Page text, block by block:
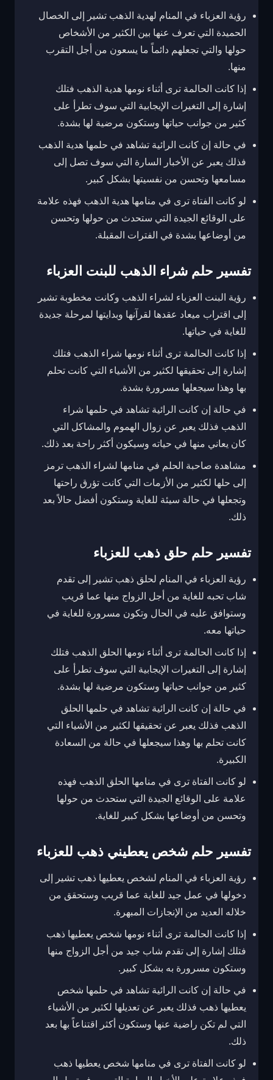
رؤية العزباء في المنام لهدية الذهب تشير إلى الخصال
الحميدة التي تعرف عنها بين الكثير من الأشخاص
حولها والتي تجعلهم دائماً ما يسعون من أجل التقرب
منها.
إذا كانت الحالمة ترى أثناء نومها هدية الذهب فتلك
إشارة إلى التغيرات الإيجابية التي سوف تطرأ على
كثير من جوانب حياتها وستكون مرضية لها بشدة.
في حالة إن كانت الرائية تشاهد في حلمها هدية الذهب
فذلك يعبر عن الأخبار السارة التي سوف تصل إلى
مسامعها وتحسن من نفسيتها بشكل كبير.
لو كانت الفتاة ترى في منامها هدية الذهب فهذه علامة
على الوقائع الجيدة التي ستحدث من حولها وتحسن
من أوضاعها بشدة في الفترات المقبلة.
تفسير حلم شراء الذهب للبنت العزباء
رؤية البنت العزباء لشراء الذهب وكانت مخطوبة تشير
إلى اقتراب ميعاد عقدها لقرآنها وبدايتها لمرحلة جديدة
للغاية في حياتها.
إذا كانت الحالمة ترى أثناء نومها شراء الذهب فتلك
إشارة إلى تحقيقها لكثير من الأشياء التي كانت تحلم
بها وهذا سيجعلها مسرورة بشدة.
في حالة إن كانت الرائية تشاهد في حلمها شراء
الذهب فذلك يعبر عن زوال الهموم والمشاكل التي
كان يعاني منها في حياته وسيكون أكثر راحة بعد ذلك.
مشاهدة صاحبة الحلم في منامها لشراء الذهب ترمز
إلى حلها لكثير من الأزمات التي كانت تؤرق راحتها
وتجعلها في حالة سيئة للغاية وستكون أفضل حالاً بعد
ذلك.
تفسير حلم حلق ذهب للعزباء
رؤية العزباء في المنام لحلق ذهب تشير إلى تقدم
شاب تحبه للغاية من أجل الزواج منها عما قريب
وستوافق عليه في الحال وتكون مسرورة للغاية في
حياتها معه.
إذا كانت الحالمة ترى أثناء نومها الحلق الذهب فتلك
إشارة إلى التغيرات الإيجابية التي سوف تطرأ على
كثير من جوانب حياتها وستكون مرضية لها بشدة.
في حالة إن كانت الرائية تشاهد في حلمها الحلق
الذهب فذلك يعبر عن تحقيقها لكثير من الأشياء التي
كانت تحلم بها وهذا سيجعلها في حالة من السعادة
الكبيرة.
لو كانت الفتاة ترى في منامها الحلق الذهب فهذه
علامة على الوقائع الجيدة التي ستحدث من حولها
وتحسن من أوضاعها بشكل كبير للغاية.
تفسير حلم شخص يعطيني ذهب للعزباء
رؤية العزباء في المنام لشخص يعطيها ذهب تشير إلى
دخولها في عمل جيد للغاية عما قريب وستحقق من
خلاله العديد من الإنجازات المبهرة.
إذا كانت الحالمة ترى أثناء نومها شخص يعطيها ذهب
فتلك إشارة إلى تقدم شاب جيد من أجل الزواج منها
وستكون مسرورة به بشكل كبير.
في حالة إن كانت الرائية تشاهد في حلمها شخص
يعطيها ذهب فذلك يعبر عن تعديلها لكثير من الأشياء
التي لم تكن راضية عنها وستكون أكثر اقتناعاً بها بعد
ذلك.
لو كانت الفتاة ترى في منامها شخص يعطيها ذهب